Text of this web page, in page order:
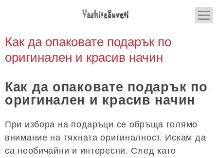
Как да опаковате подарък по
оригинален и красив начин
Как да опаковате подарък по
оригинален и красив начин
При избора на подаръци се обръща голямо
внимание на тяхната оригиналност. Искам да
са необичайни и интересни. След като